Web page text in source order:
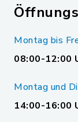
Montag bis
08:00-12:00
Montag und
14:00-16:00